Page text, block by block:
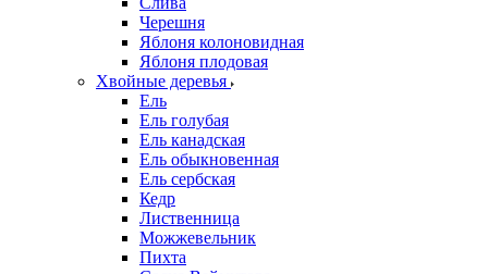
Черешня
Яблоня колоновидная
Яблоня плодовая
Хвойные деревья
Ель
Ель голубая
Ель канадская
Ель обыкновенная
Ель сербская
Кедр
Лиственница
Можжевельник
Пихта